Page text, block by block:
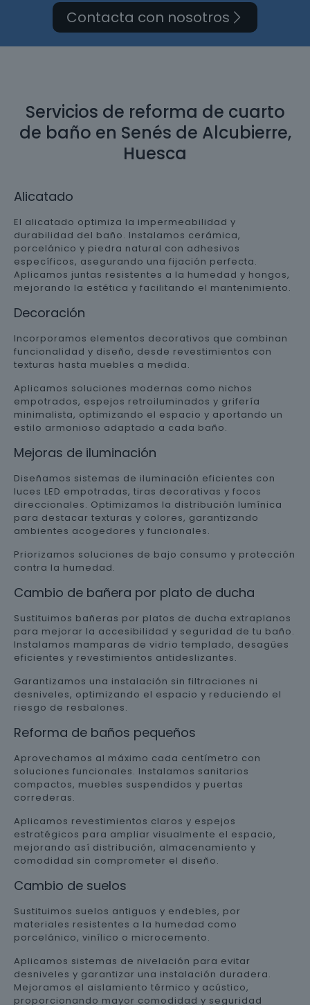
Contacta con nosotros
Servicios de reforma de cuarto
de baño en Senés de Alcubierre,
Huesca
Alicatado
El alicatado optimiza la impermeabilidad y
durabilidad del baño. Instalamos cerámica,
porcelánico y piedra natural con adhesivos
específicos, asegurando una fijación perfecta.
Aplicamos juntas resistentes a la humedad y hongos,
mejorando la estética y facilitando el mantenimiento.
Decoración
Incorporamos elementos decorativos que combinan
funcionalidad y diseño, desde revestimientos con
texturas hasta muebles a medida.
Aplicamos soluciones modernas como nichos
empotrados, espejos retroiluminados y grifería
minimalista, optimizando el espacio y aportando un
estilo armonioso adaptado a cada baño.
Mejoras de iluminación
Diseñamos sistemas de iluminación eficientes con
luces LED empotradas, tiras decorativas y focos
direccionales. Optimizamos la distribución lumínica
para destacar texturas y colores, garantizando
ambientes acogedores y funcionales.
Priorizamos soluciones de bajo consumo y protección
contra la humedad.
Cambio de bañera por plato de ducha
Sustituimos bañeras por platos de ducha extraplanos
para mejorar la accesibilidad y seguridad de tu baño.
Instalamos mamparas de vidrio templado, desagües
eficientes y revestimientos antideslizantes.
Garantizamos una instalación sin filtraciones ni
desniveles, optimizando el espacio y reduciendo el
riesgo de resbalones.
Reforma de baños pequeños
Aprovechamos al máximo cada centímetro con
soluciones funcionales. Instalamos sanitarios
compactos, muebles suspendidos y puertas
correderas.
Aplicamos revestimientos claros y espejos
estratégicos para ampliar visualmente el espacio,
mejorando así distribución, almacenamiento y
comodidad sin comprometer el diseño.
Cambio de suelos
Sustituimos suelos antiguos y endebles, por
materiales resistentes a la humedad como
porcelánico, vinílico o microcemento.
Aplicamos sistemas de nivelación para evitar
desniveles y garantizar una instalación duradera.
Mejoramos el aislamiento térmico y acústico,
proporcionando mayor comodidad y seguridad